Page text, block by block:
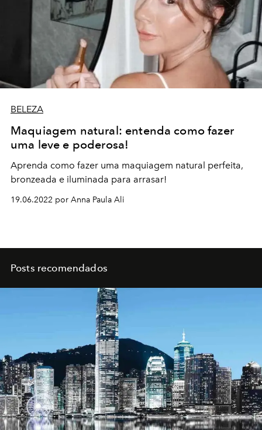
BELEZA
Maquiagem natural: entenda como fazer
uma leve e poderosa!
Aprenda como fazer uma maquiagem natural perfeita,
bronzeada e iluminada para arrasar!
19.06.2022 por Anna Paula Ali
Posts recomendados